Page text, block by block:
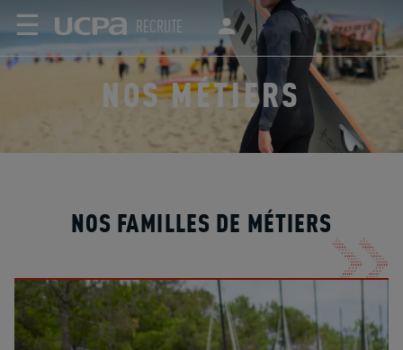
☰ RECRUTE
NOS MÉTIERS
NOS FAMILLES DE MÉTIERS